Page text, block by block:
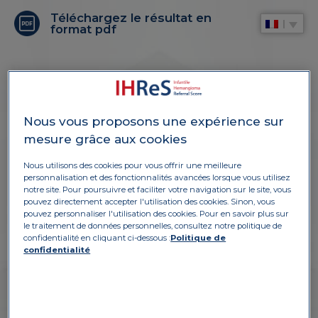
Téléchargez le résultat en
format pdf
LE SCORE
IHReS est un outil de scoring, développé par
Nous vous proposons une expérience sur
mesure grâce aux cookies
Nous utilisons des cookies pour vous offrir une meilleure
personnalisation et des fonctionnalités avancées lorsque vous utilisez
notre site. Pour poursuivre et faciliter votre navigation sur le site, vous
pouvez directement accepter l'utilisation des cookies. Sinon, vous
pouvez personnaliser l'utilisation des cookies. Pour en savoir plus sur
le traitement de données personnelles, consultez notre politique de
confidentialité en cliquant ci-dessous :Politique de
confidentialité